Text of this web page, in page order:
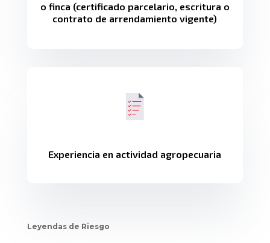
o finca (certificado parcelario, escritura o
contrato de arrendamiento vigente)
Experiencia en actividad agropecuaria
Leyendas de Riesgo